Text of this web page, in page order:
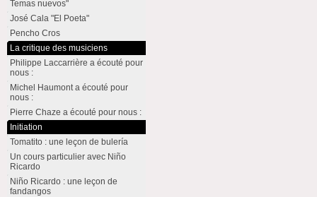
Temas nuevos"
José Cala "El Poeta"
Pencho Cros
La critique des musiciens
Philippe Laccarrière a écouté pour
nous :
Michel Haumont a écouté pour
nous :
Pierre Chaze a écouté pour nous :
Initiation
Tomatito : une leçon de bulería
Un cours particulier avec Niño
Ricardo
Niño Ricardo : une leçon de
fandangos